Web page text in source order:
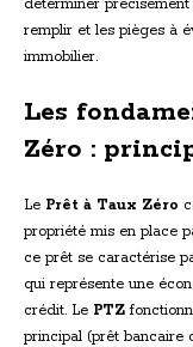
déterminer
remplir et les pièges à
immobilier.
Les
Zéro :
Le Prêt à Taux Zéro
propriété mis en place
ce prêt se caractérise
qui représente une
crédit. Le PTZ
principal (prêt bancaire